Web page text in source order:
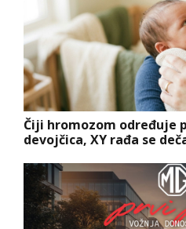
Čiji hromozom određuje
devojčica, XY rađa se